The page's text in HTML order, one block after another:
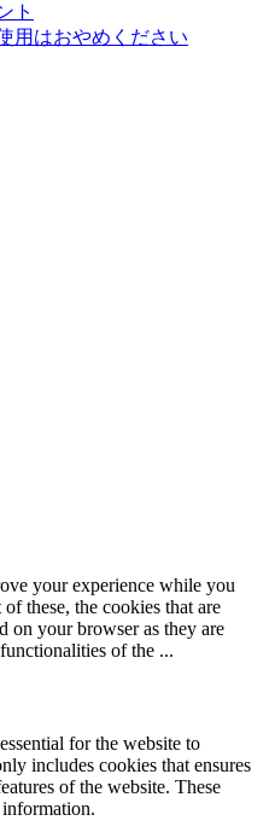
ト
用はおやめください
your experience while you
these, the cookies that are
on your browser as they are
of the ...
for the website to
includes cookies that ensures
of the website. These